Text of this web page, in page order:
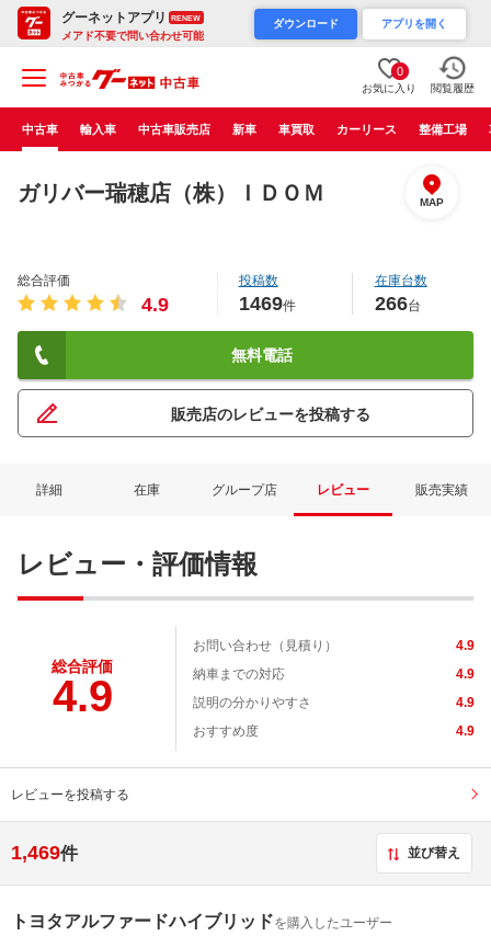
グーネットアプリ RENEW
メアド不要で問い合わせ可能
ダウンロード アプリを開く
0
お気に入り 閲覧履歴
中古車 輸入車 中古車販売店 新車 車買取 カーリース 整備工場
ガリバー瑞穂店（株）ＩＤＯＭ MAP
総合評価
4.9
投稿数
1469件
在庫台数
266台
無料電話
販売店のレビューを投稿する
詳細 在庫 グループ店 レビュー 販売実績
レビュー・評価情報
総合評価
4.9
お問い合わせ（見積り）
4.9
納車までの対応
4.9
説明の分かりやすさ
4.9
おすすめ度
4.9
レビューを投稿する
1,469件 並び替え
トヨタアルファードハイブリッドを購入したユーザー